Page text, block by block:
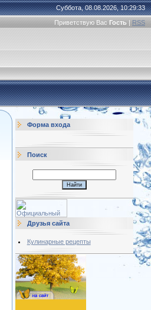
Суббота, 08.08.2026, 10:29:33
Приветствую Вас Гость | RSS
Форма входа
Поиск
Друзья сайта
Кулинарные рецепты